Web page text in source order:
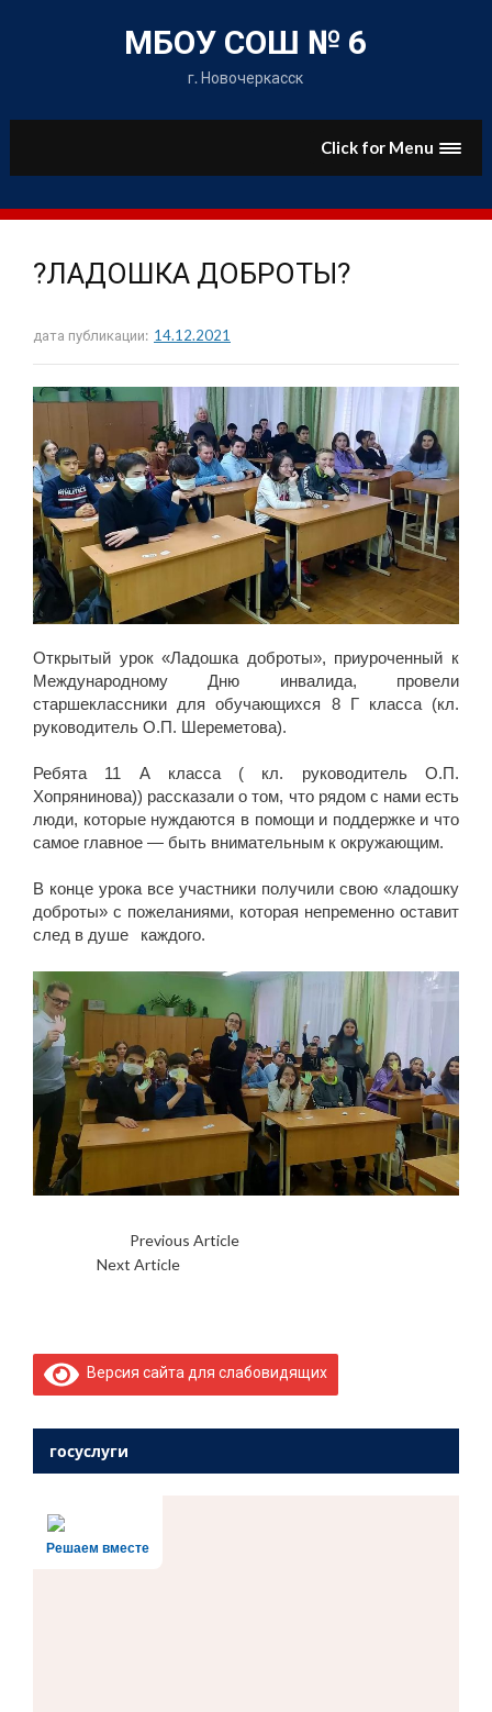
content
МБОУ СОШ № 6
г. Новочеркасск
Click for Menu
?ЛАДОШКА ДОБРОТЫ?
дата публикации: 14.12.2021
Открытый урок «Ладошка доброты», приуроченный к
Международному Дню инвалида, провели
старшеклассники для обучающихся 8 Г класса (кл.
руководитель О.П. Шереметова).
Ребята 11 А класса ( кл. руководитель О.П.
Хопрянинова)) рассказали о том, что рядом с нами есть
люди, которые нуждаются в помощи и поддержке и что
самое главное — быть внимательным к окружающим.
В конце урока все участники получили свою «ладошку
доброты» с пожеланиями, которая непременно оставит
след в душе⠀каждого.
Previous Article?МИР ДЛЯ ВСЕХ?
Next Article
Версия сайта для слабовидящих
госуслуги
Решаем вместе